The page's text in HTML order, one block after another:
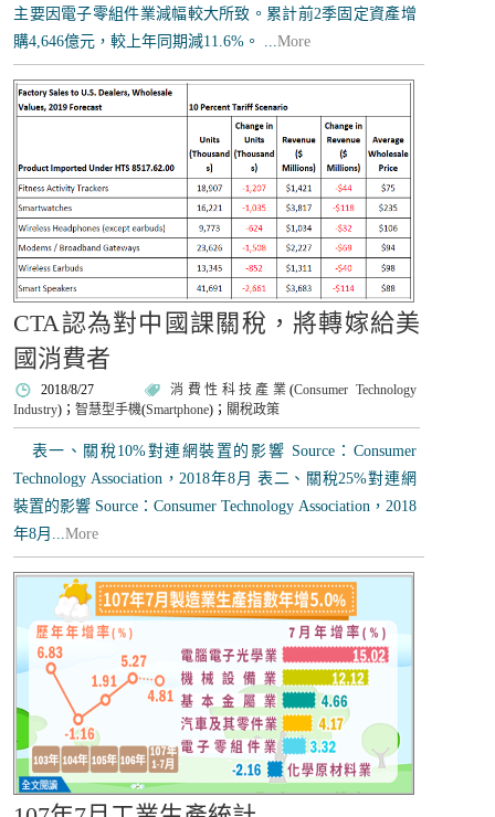
主要因電子零組件業減幅較大所致。累計前2季固定資產增
購4,646億元，較上年同期減11.6%。 ...More
CTA認為對中國課關稅，將轉嫁給美
國消費者
2018/8/27 消費性科技產業(Consumer Technology
Industry)；智慧型手機(Smartphone)； 關稅政策
表一、關稅10%對連網裝置的影響 Source：Consumer
Technology Association，2018年8月 表二、關稅25%對連網
裝置的影響 Source：Consumer Technology Association，2018
年8月...More